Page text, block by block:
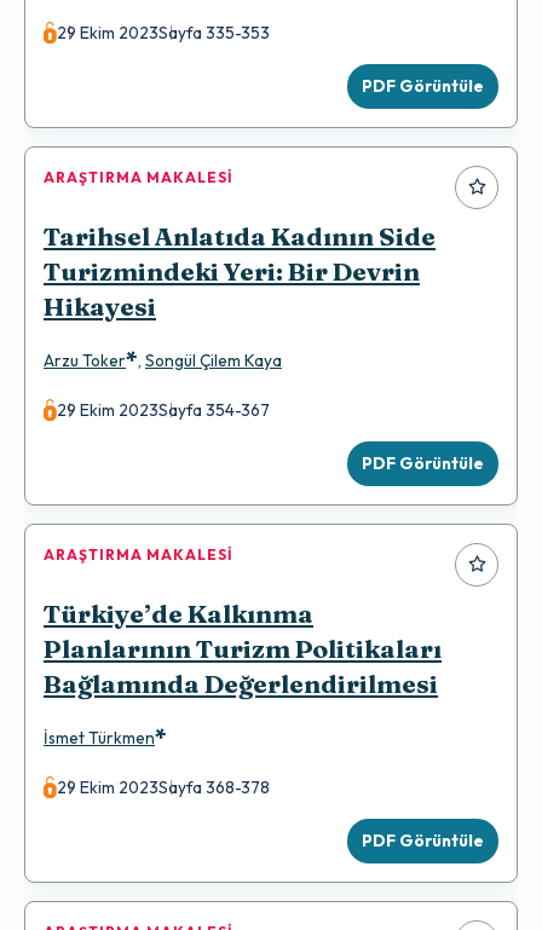
29 Ekim 2023Sayfa 335-353
PDF Görüntüle
ARAŞTIRMA MAKALESI
Tarihsel Anlatıda Kadının Side
Turizmindeki Yeri: Bir Devrin
Hikayesi
Arzu Toker*, Songül Çilem Kaya
29 Ekim 2023Sayfa 354-367
PDF Görüntüle
ARAŞTIRMA MAKALESI
Türkiye’de Kalkınma
Planlarının Turizm Politikaları
Bağlamında Değerlendirilmesi
İsmet Türkmen*
29 Ekim 2023Sayfa 368-378
PDF Görüntüle